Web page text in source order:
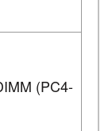
(PC4-